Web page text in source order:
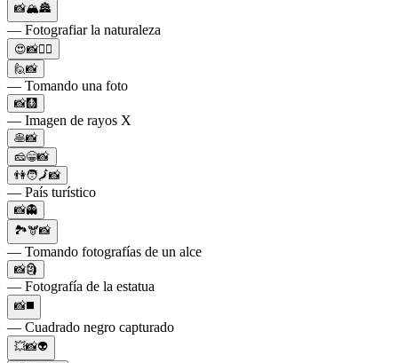
📸🏔️🏯
— Fotografiar la naturaleza
😍📸❤‍🔥
🙋📸
— Tomando una foto
📸🩻
— Imagen de rayos X
🥞📸
🧀😁📸
👫🧑🗾📸
— País turístico
📸👻
🏞🫎📸
— Tomando fotografías de un alce
📸🗿
— Fotografía de la estatua
📸◼️
— Cuadrado negro capturado
💥📸👽